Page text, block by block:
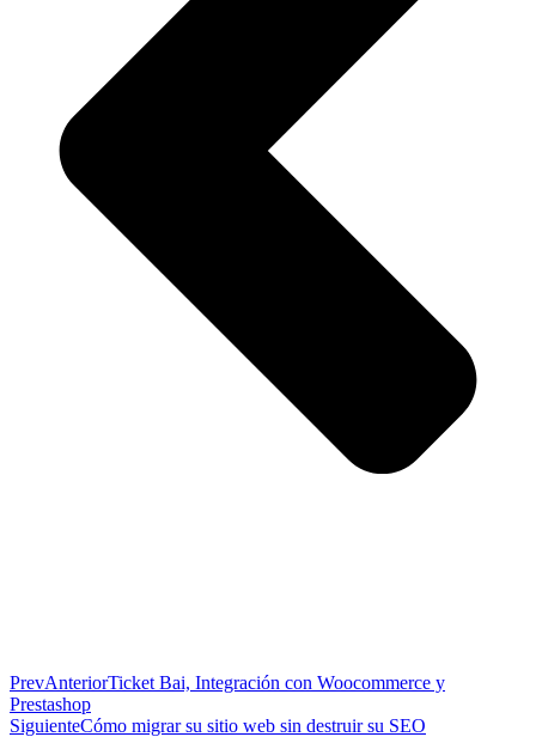
PrevAnteriorTicket Bai, Integración con Woocommerce y
Prestashop
SiguienteCómo migrar su sitio web sin destruir su SEO